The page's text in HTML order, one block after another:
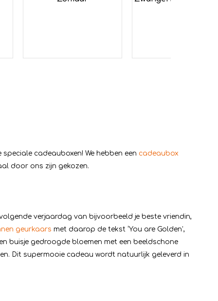
cadeauboxen! We hebben een cadeaubox
door ons zijn gekozen.
verjaardag van bijvoorbeeld je beste vriendin,
geurkaars met daarop de tekst ‘You are Golden’,
buisje gedroogde bloemen met een beeldschone
Dit supermooie cadeau wordt natuurlijk geleverd in